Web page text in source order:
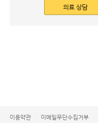
의료 상담
이용약관 이메일무단수집거부